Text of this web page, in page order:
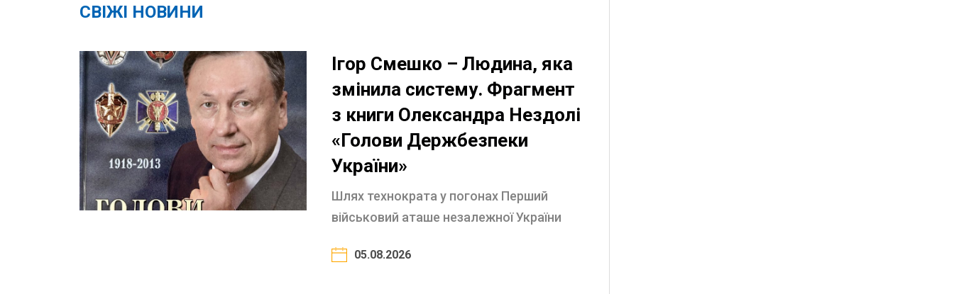
СВІЖІ НОВИНИ
Ігор Смешко – Людина, яка
змінила систему. Фрагмент
з книги Олександра Нездолі
«Голови Держбезпеки
України»
Шлях технократа у погонах Перший
військовий аташе незалежної України
Реформи в ГУР: відродження української
05.08.2026